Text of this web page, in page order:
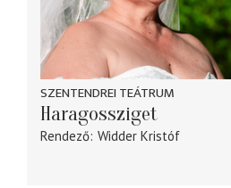
SZENTENDREI TEÁTRUM
Haragossziget
Rendező Widder Kristóf